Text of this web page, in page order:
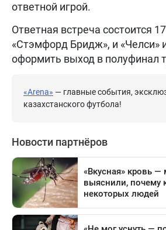
ответной игрой.
Ответная встреча состоится
«Стэмфорд Бридж», и «Челси»
оформить выход в полуфинал
«Arena» — главные события,
казахстанского футбола!